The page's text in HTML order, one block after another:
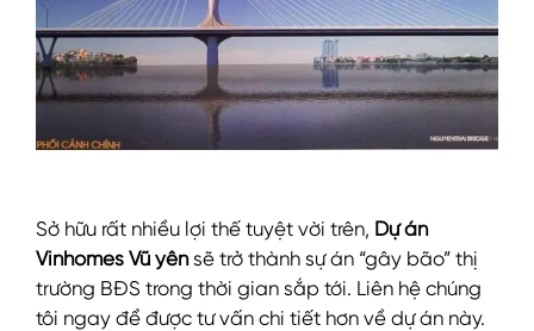
Sở hữu rất nhiều lợi thế tuyệt vời trên, Dự án
Vinhomes Vũ yênsẽ trở thành sự án “gây bão” thị
trường BĐS trong thời gian sắp tới. Liên hệ chúng
tôi ngay để được tư vấn chi tiết hơn về dự án này.